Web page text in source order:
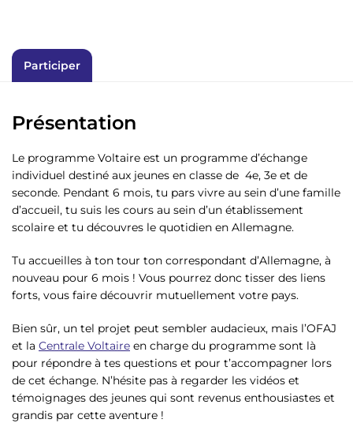
Participer
Présentation
Le programme Voltaire est un programme d’échange
individuel destiné aux jeunes en classe de 4e, 3e et de
seconde. Pendant 6 mois, tu pars vivre au sein d’une famille
d’accueil, tu suis les cours au sein d’un établissement
scolaire et tu découvres le quotidien en Allemagne.
Tu accueilles à ton tour ton correspondant d’Allemagne, à
nouveau pour 6 mois ! Vous pourrez donc tisser des liens
forts, vous faire découvrir mutuellement votre pays.
Bien sûr, un tel projet peut sembler audacieux, mais l’OFAJ
et la Centrale Voltaire en charge du programme sont là
pour répondre à tes questions et pour t’accompagner lors
de cet échange. N’hésite pas à regarder les vidéos et
témoignages des jeunes qui sont revenus enthousiastes et
grandis par cette aventure !